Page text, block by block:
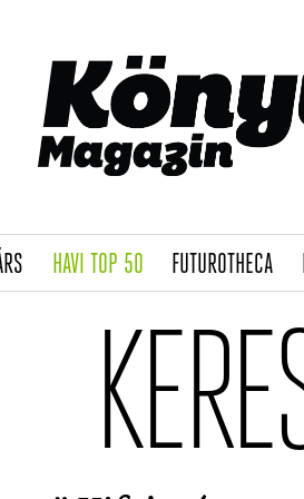
(CURRENT)
HAVI TOP 50(CURRENT)
FUTUROTHECA